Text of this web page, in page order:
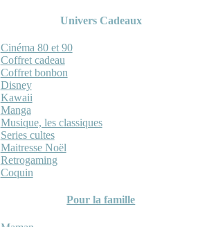
Univers Cadeaux
Cinéma 80 et 90
Coffret cadeau
Coffret bonbon
Disney
Kawaii
Manga
Musique, les classiques
Series cultes
Maitresse Noël
Retrogaming
Coquin
Pour la famille